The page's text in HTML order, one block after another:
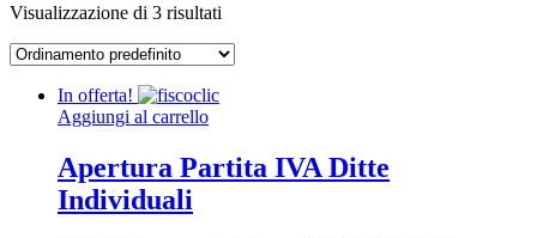
Visualizzazione di 3 risultati
In offerta!
Aggiungi al carrello
Apertura Partita IVA Ditte
Individuali